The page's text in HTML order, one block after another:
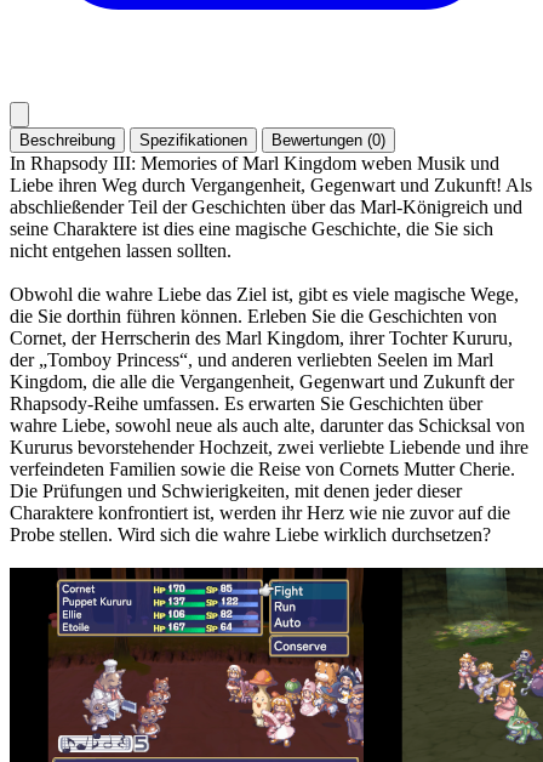
Beschreibung Spezifikationen Bewertungen (0)
In Rhapsody III: Memories of Marl Kingdom weben Musik und
Liebe ihren Weg durch Vergangenheit, Gegenwart und Zukunft! Als
abschließender Teil der Geschichten über das Marl-Königreich und
seine Charaktere ist dies eine magische Geschichte, die Sie sich
nicht entgehen lassen sollten.
Obwohl die wahre Liebe das Ziel ist, gibt es viele magische Wege,
die Sie dorthin führen können. Erleben Sie die Geschichten von
Cornet, der Herrscherin des Marl Kingdom, ihrer Tochter Kururu,
der „Tomboy Princess“, und anderen verliebten Seelen im Marl
Kingdom, die alle die Vergangenheit, Gegenwart und Zukunft der
Rhapsody-Reihe umfassen. Es erwarten Sie Geschichten über
wahre Liebe, sowohl neue als auch alte, darunter das Schicksal von
Kururus bevorstehender Hochzeit, zwei verliebte Liebende und ihre
verfeindeten Familien sowie die Reise von Cornets Mutter Cherie.
Die Prüfungen und Schwierigkeiten, mit denen jeder dieser
Charaktere konfrontiert ist, werden ihr Herz wie nie zuvor auf die
Probe stellen. Wird sich die wahre Liebe wirklich durchsetzen?